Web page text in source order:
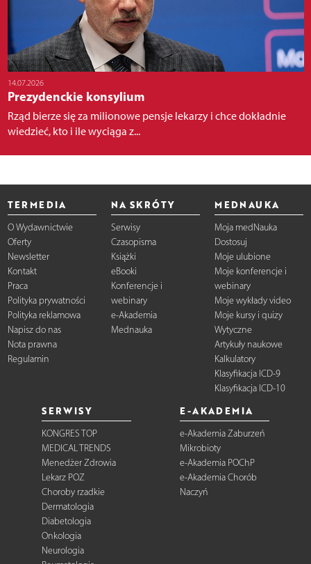
14.07.2026
Prezydenckie konsylium
Rząd bierze się za milionowe pensje lekarzy i chce dokładnie
wiedzieć, kto i ile wyciąga z...
TERMEDIA
O Wydawnictwie
Oferty
Newsletter
Kontakt
Praca
Polityka prywatności
Polityka reklamowa
Napisz do nas
Nota prawna
Regulamin
NA SKRÓTY
Serwisy
Czasopisma
Książki
eBooki
Konferencje i
webinary
e-Akademia
Mednauka
MEDNAUKA
Moja medNauka
Dostosuj
Moje ulubione
Moje konferencje i
webinary
Moje wykłady video
Moje kursy i quizy
Wytyczne
Artykuły naukowe
Kalkulatory
Klasyfikacja ICD-9
Klasyfikacja ICD-10
SERWISY
KONGRES TOP
MEDICAL TRENDS
Menedżer Zdrowia
Lekarz POZ
Choroby rzadkie
Dermatologia
Diabetologia
Onkologia
Neurologia
E-AKADEMIA
e-Akademia Zaburzeń
Mikrobioty
e-Akademia POChP
e-Akademia Chorób
Naczyń